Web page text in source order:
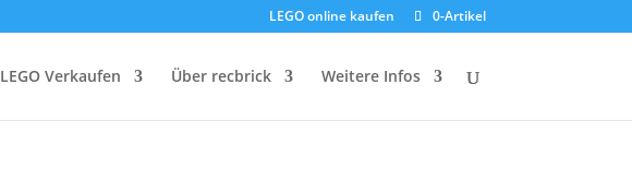
LEGO online kaufen 0-Artikel
LEGO Verkaufen Über recbrick Weitere Infos